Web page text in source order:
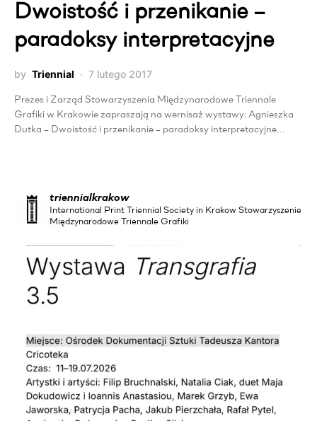
Dwoistość i przenikanie –
paradoksy interpretacyjne
by Triennial 7 lutego 2017
Prezes i Zarząd Stowarzyszenia Międzynarodowe Triennale
Grafiki w Krakowie zapraszają na wernisaż wystawy: Agnieszka
Dutka – Dwoistość i przenikanie – paradoksy interpretacyjne…
triennialkrakow
International Print Triennial Society in Krakow Stowarzyszenie
Międzynarodowe Triennale Grafiki